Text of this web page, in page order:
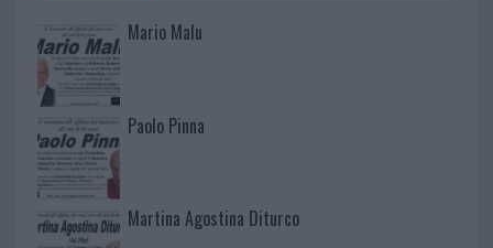
Mario Malu
Paolo Pinna
Martina Agostina Diturco